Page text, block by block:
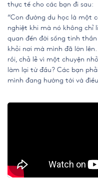
thực tế cho các bạn đi sau:
“Con đường du học là một
nghiệt khi mà nó không chỉ
quan đến đời sống tinh
khỏi nơi mà mình đã lớn
rồi, chả lẽ vì một chuyện
làm lại từ đầu? Các bạn
mình đang hướng tới và